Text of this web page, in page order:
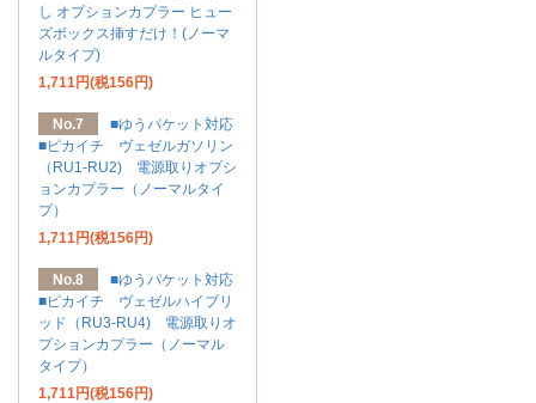
し オプションカプラー ヒュー
ズボックス挿すだけ！(ノーマ
ルタイプ)
1,711円(税156円)
No.7
■ゆうパケット対応
■ピカイチ ヴェゼルガソリン
（RU1-RU2) 電源取りオプシ
ョンカプラー（ノーマルタイ
プ）
1,711円(税156円)
No.8
■ゆうパケット対応
■ピカイチ ヴェゼルハイブリ
ッド（RU3-RU4) 電源取りオ
プションカプラー（ノーマル
タイプ）
1,711円(税156円)